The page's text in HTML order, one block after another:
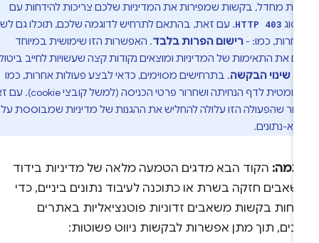
מחדל, בקשות שמפירות את המדיניות שלכם צריכות להידחות עם
HTTP 403. עם זאת, בהתאם לתרחיש לדוגמה שלכם, תוכלו גם לשקול
כמו: -רישום הפרות בלבד. האפשרות הזו שימושית במיוחד
את התאימות של המדיניות ומוצאים נקודות קצה שעשויות לחייב ביטול
שינוי הבקשה. בתרחישים מסוימים, כדאי לבצע פעולות אחרות, כמו
הפניה אוטומטית לדף הנחיתה ושחרור פרטי הכניסה (למשל קובצי cookie). עם זאת,
שהפעולה הזו עלולה להחליש את ההגנות של מדיניות שמבוססת על
נתונים.
הקוד הבא מדגים הטמעה מלאה של מדיניות בידוד
חזקה בשרת או כתוכנה לעיבוד נתונים ביניים, כדי
בקשות משאבים זדוניות פוטנציאליות באתרים
תוך מתן אפשרות לבקשות ניווט פשוטות: